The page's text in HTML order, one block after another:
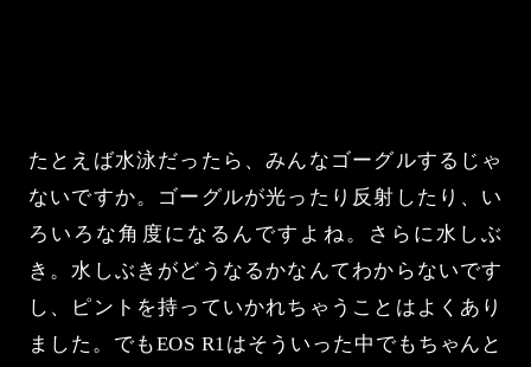
たとえば水泳だったら、みんなゴーグルするじゃ
ないですか。ゴーグルが光ったり反射したり、い
ろいろな角度になるんですよね。さらに水しぶ
き。水しぶきがどうなるかなんてわからないです
し、ピントを持っていかれちゃうことはよくあり
ました。でもEOS R1はそういった中でもちゃんと